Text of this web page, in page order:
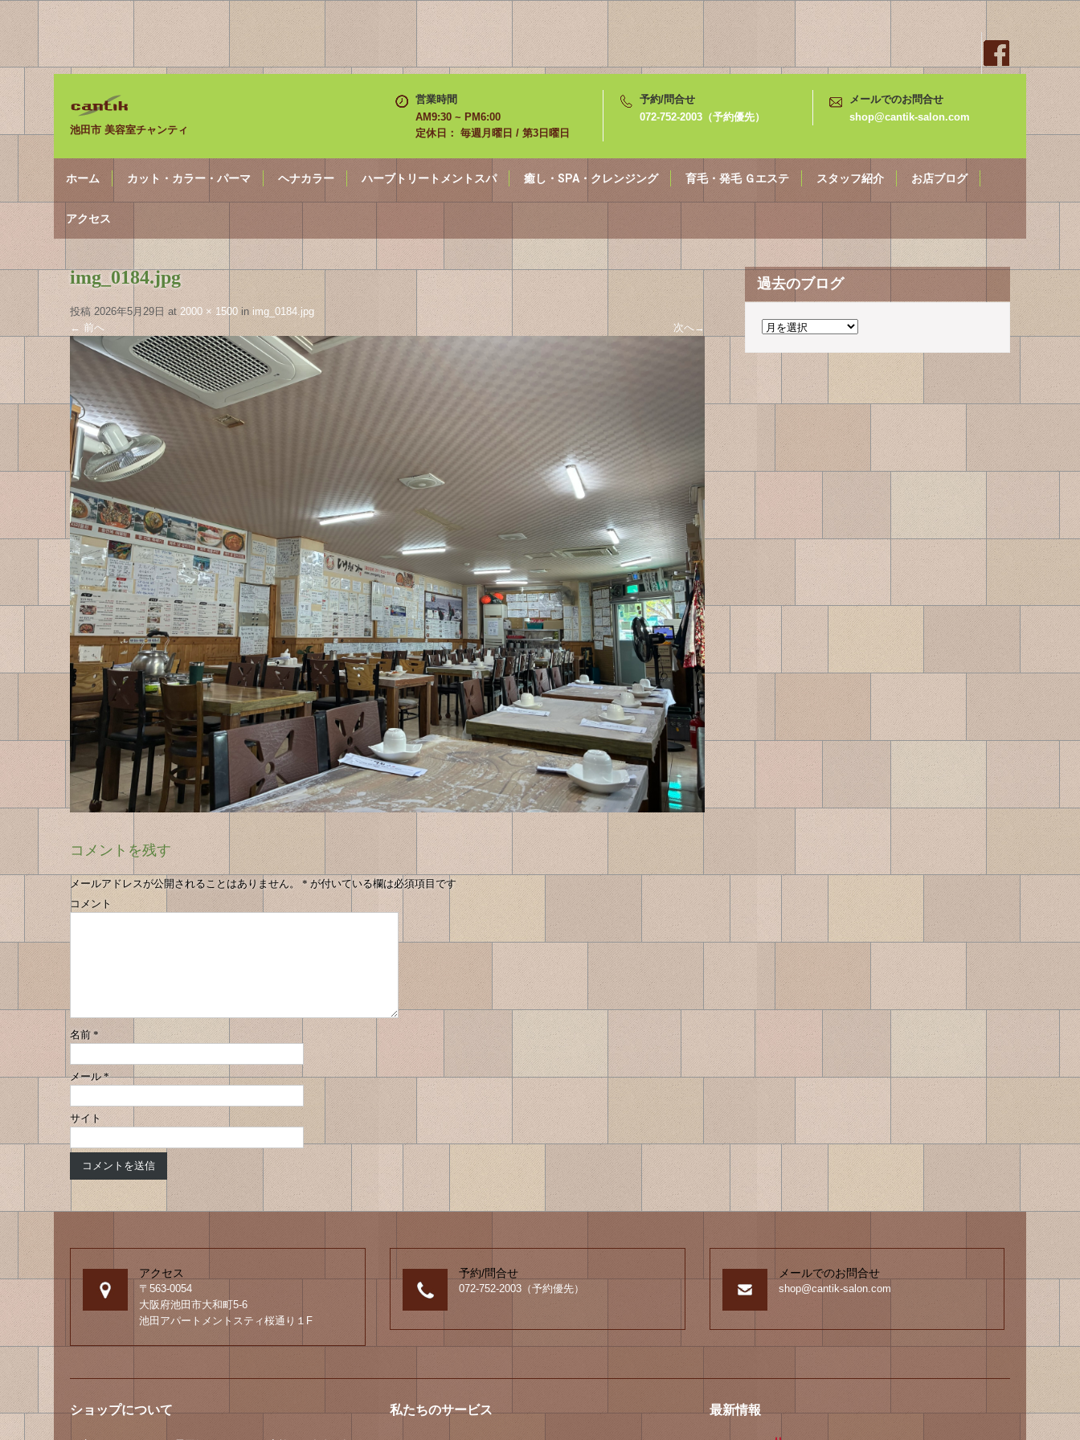
池田市 美容室チャンティ
営業時間
AM9:30 ~ PM6:00
定休日： 毎週月曜日 / 第3日曜日
予約/問合せ
072-752-2003（予約優先）
メールでのお問合せ
shop@cantik-salon.com
ホーム カット・カラー・パーマ ヘナカラー ハーブトリートメントスパ 癒し・SPA・クレンジング 育毛・発毛 Ｇエステ スタッフ紹介 お店ブログ
アクセス
img_0184.jpg
投稿2026年5月29日 at 2000 × 1500 in img_0184.jpg
← 前へ 次へ→
コメントを残す
メールアドレスが公開されることはありません。 * が付いている欄は必須項目です
コメント
名前 *
メール*
サイト
過去のブログ
過
ブ
ロ
グ
アクセス
〒563-0054
大阪府池田市大和町5-6
池田アパートメントスティ桜通り１F
予約/問合せ
072-752-2003（予約優先）
メールでのお問合せ
shop@cantik-salon.com
ショップについて 私たちのサービス 最新情報